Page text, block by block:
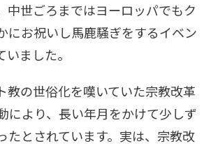
中世ごろまではヨーロッパでもク
にお祝いし馬鹿騒ぎをするイベン
いました。
教の世俗化を嘆いていた宗教改革
により、長い年月をかけて少しず
たとされています。実は、宗教改